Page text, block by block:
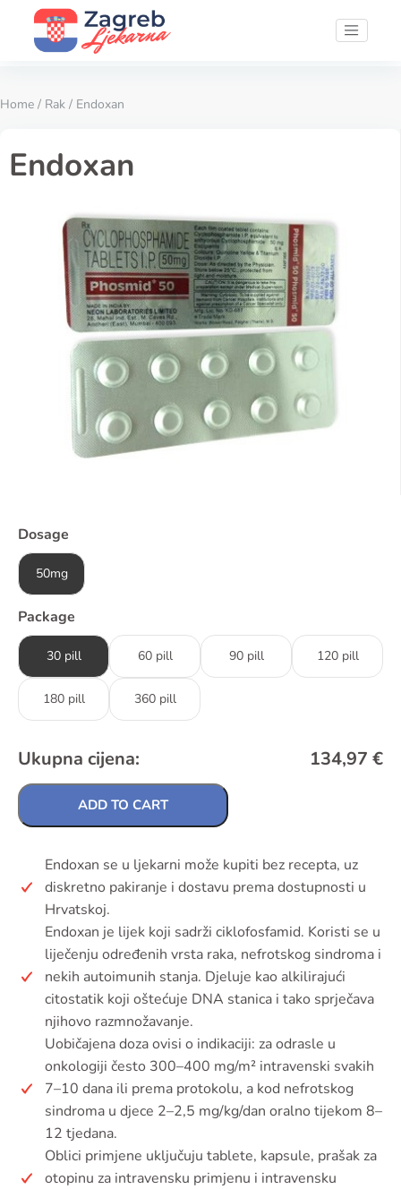
Home / Rak / Endoxan
Endoxan
Dosage
50mg
Package
30 pill 60 pill 90 pill 120 pill
180 pill 360 pill
Ukupna cijena: 134,97 €
ADD TO CART
Endoxan se u ljekarni može kupiti bez recepta, uz
diskretno pakiranje i dostavu prema dostupnosti u
Hrvatskoj.
Endoxan je lijek koji sadrži ciklofosfamid. Koristi se u
liječenju određenih vrsta raka, nefrotskog sindroma i
nekih autoimunih stanja. Djeluje kao alkilirajući
citostatik koji oštećuje DNA stanica i tako sprječava
njihovo razmnožavanje.
Uobičajena doza ovisi o indikaciji: za odrasle u
onkologiji često 300–400 mg/m² intravenski svakih
7–10 dana ili prema protokolu, a kod nefrotskog
sindroma u djece 2–2,5 mg/kg/dan oralno tijekom 8–
12 tjedana.
Oblici primjene uključuju tablete, kapsule, prašak za
otopinu za intravensku primjenu i intravensku